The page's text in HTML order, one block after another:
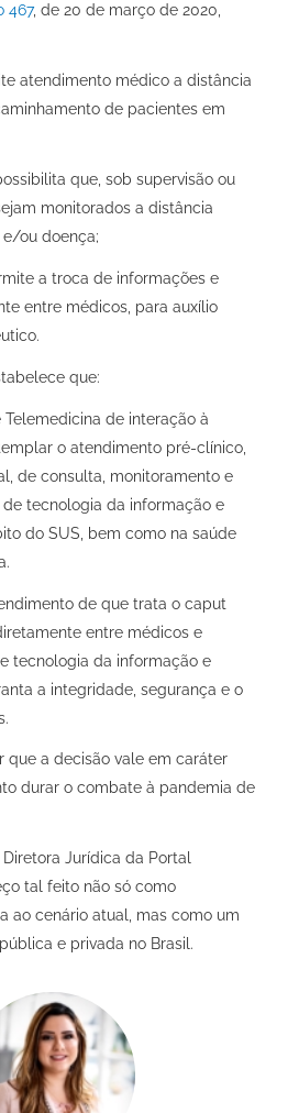
467, de 20 de março de 2020,
atendimento médico a distância
de pacientes em
que, sob supervisão ou
monitorados a distância
ou doença;
a troca de informações e
entre médicos, para auxílio
que:
Telemedicina de interação à
o atendimento pré-clínico,
de consulta, monitoramento e
tecnologia da informação e
do SUS, bem como na saúde
.
de que trata o caput
entre médicos e
tecnologia da informação e
a integridade, segurança e o
.
que a decisão vale em caráter
durar o combate à pandemia de
Jurídica da Portal
tal feito não só como
ao cenário atual, mas como um
e privada no Brasil.